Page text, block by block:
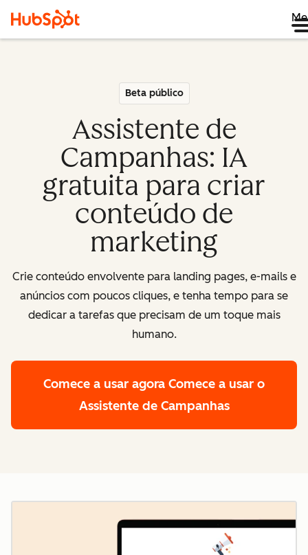
Beta público
Assistente de
Campanhas: IA
gratuita para criar
conteúdo de
marketing
Crie conteúdo envolvente para landing pages, e-mails e
anúncios com poucos cliques, e tenha tempo para se
dedicar a tarefas que precisam de um toque mais
humano.
Comece a usar agora Comece a usar o
Assistente de Campanhas